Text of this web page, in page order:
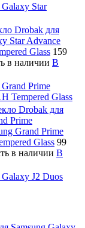
Star
Drobak для
Star Advance
Glass 159
в наличии В
Prime
Tempered Glass
Drobak для
Prime
Grand Prime
Glass 99
в наличии В
J2 Duos